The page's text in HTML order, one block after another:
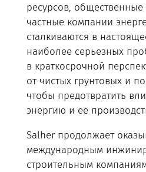
ресурсов,
частные компании
сталкиваются в
наиболее серьезных
в краткосрочной
от чистых грунтовых и
чтобы предотвратить
энергию и ее
Salher продолжает
международным
строительным